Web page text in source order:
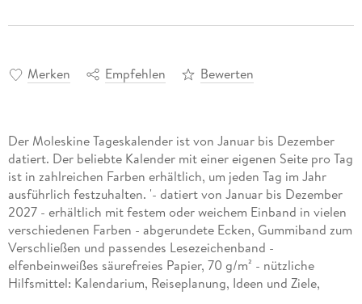
Merken Empfehlen Bewerten
Der Moleskine Tageskalender ist von Januar bis Dezember
datiert. Der beliebte Kalender mit einer eigenen Seite pro Tag
ist in zahlreichen Farben erhältlich, um jeden Tag im Jahr
ausführlich festzuhalten. '- datiert von Januar bis Dezember
2027 - erhältlich mit festem oder weichem Einband in vielen
verschiedenen Farben - abgerundete Ecken, Gummiband zum
Verschließen und passendes Lesezeichenband -
elfenbeinweißes säurefreies Papier, 70 g/m² - nützliche
Hilfsmittel: Kalendarium, Reiseplanung, Ideen und Ziele,